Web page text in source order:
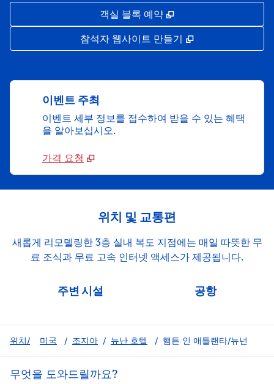
객실 블록 예약 ,
참석자 웹사이트 만들기 ,
이벤트 주최
이벤트 세부 정보를 접수하여 받을 수 있는 혜택
을 알아보십시오.
가격 요청
위치 및 교통편
새롭게 리모델링한 3층 실내 복도 지점에는 매일 따뜻한 무
료 조식과 무료 고속 인터넷 액세스가 제공됩니다.
주변 시설 공항
위치/ 미국 / 조지아 / 뉴난 호텔 / 햄튼 인 애틀랜타/뉴넌
무엇을 도와드릴까요?